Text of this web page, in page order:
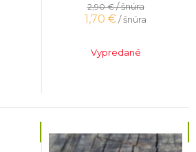
2,90 €/ šnúra
1,70 €/ šnúra
Vypredané